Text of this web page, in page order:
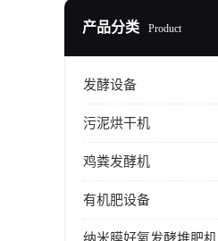
产品分类 Product
发酵设备
污泥烘干机
鸡粪发酵机
有机肥设备